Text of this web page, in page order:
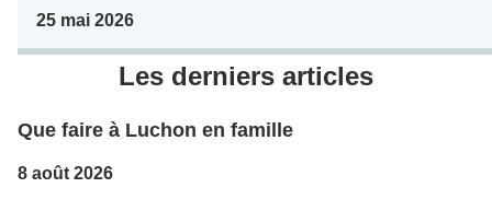
25 mai 2026
Les derniers articles
Que faire à Luchon en famille
8 août 2026